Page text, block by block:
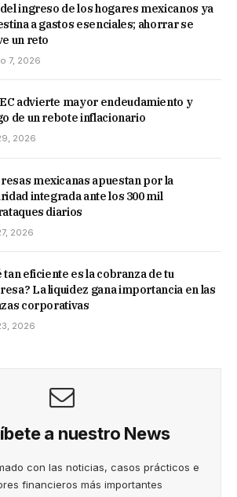
ingreso de los hogares mexicanos ya
a gastos esenciales; ahorrar se
un reto
7, 2026
advierte mayor endeudamiento y
de un rebote inflacionario
2026
mexicanas apuestan por la
integrada ante los 300 mil
diarios
2026
tan eficiente es la cobranza de tu
La liquidez gana importancia en las
corporativas
2026
a nuestro News
con las noticias, casos prácticos e
financieros más importantes